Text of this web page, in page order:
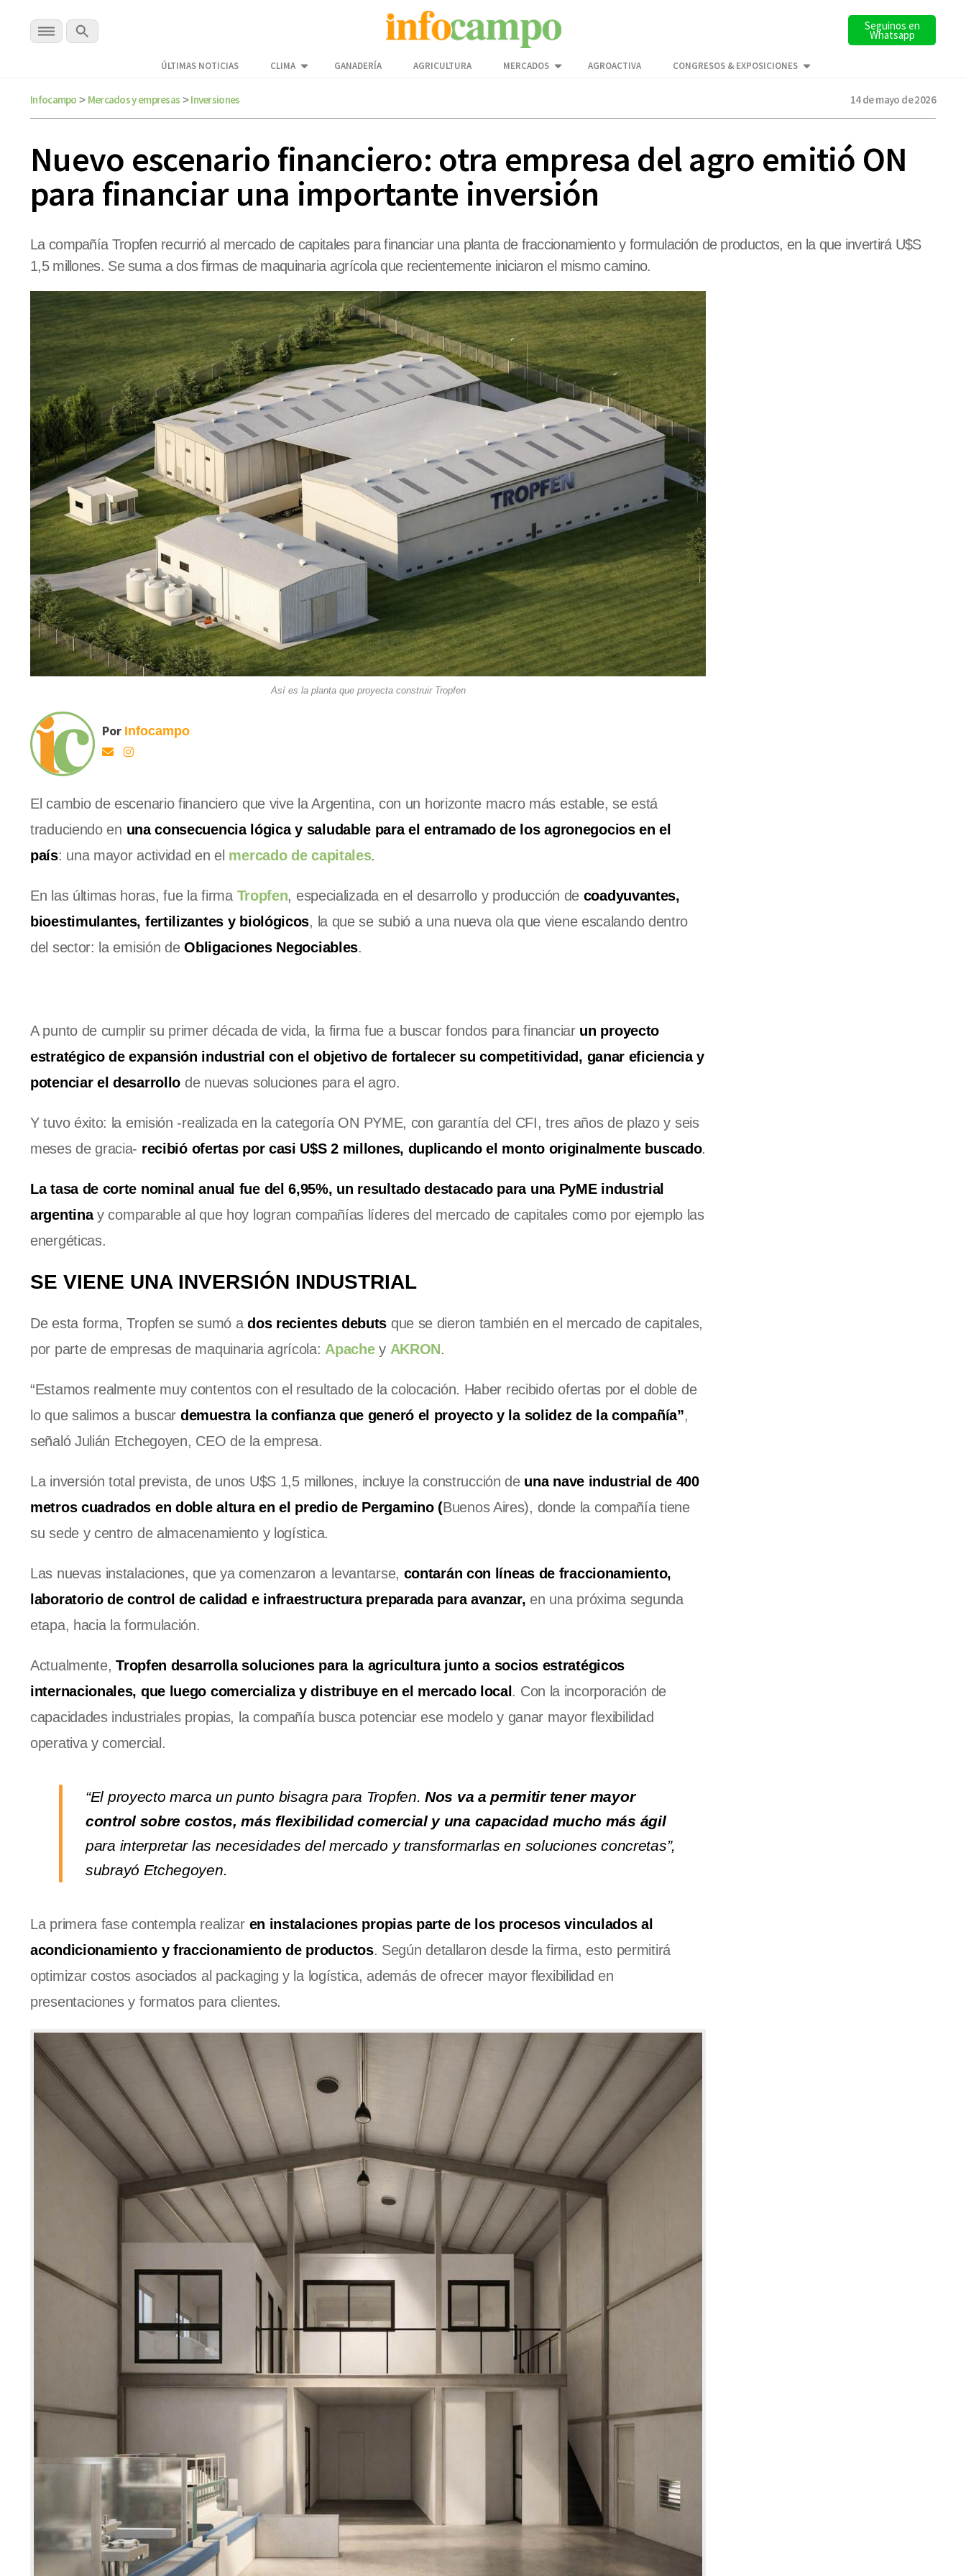
Seguinos en
Whatsapp
ÚLTIMAS NOTICIAS CLIMA GANADERÍA AGRICULTURA MERCADOS AGROACTIVA CONGRESOS & EXPOSICIONES
Infocampo > Mercados y empresas > Inversiones 14 de mayo de 2026
Nuevo escenario financiero: otra empresa del agro emitió ON
para financiar una importante inversión
La compañía Tropfen recurrió al mercado de capitales para financiar una planta de fraccionamiento y formulación de productos, en la que invertirá U$S
1,5 millones. Se suma a dos firmas de maquinaria agrícola que recientemente iniciaron el mismo camino.
Así es la planta que proyecta construir Tropfen
Por Infocampo
El cambio de escenario financiero que vive la Argentina, con un horizonte macro más estable, se está
traduciendo en una consecuencia lógica y saludable para el entramado de los agronegocios en el
país: una mayor actividad en el mercado de capitales.
En las últimas horas, fue la firma Tropfen, especializada en el desarrollo y producción de coadyuvantes,
bioestimulantes, fertilizantes y biológicos, la que se subió a una nueva ola que viene escalando dentro
del sector: la emisión deObligaciones Negociables.
A punto de cumplir su primer década de vida, la firma fue a buscar fondos para financiar un proyecto
estratégico de expansión industrial con el objetivo de fortalecer su competitividad, ganar eficiencia y
potenciar el desarrollo de nuevas soluciones para el agro.
Y tuvo éxito: la emisión -realizada en la categoría ON PYME, con garantía del CFI, tres años de plazo y seis
meses de gracia- recibió ofertas por casi U$S 2 millones, duplicando el monto originalmente buscado.
La tasa de corte nominal anual fue del 6,95%, un resultado destacado para una PyME industrial
argentinay comparable al que hoy logran compañías líderes del mercado de capitales como por ejemplo las
energéticas.
SE VIENE UNA INVERSIÓN INDUSTRIAL
De esta forma, Tropfen se sumó ados recientes debuts que se dieron también en el mercado de capitales,
por parte de empresas de maquinaria agrícola:Apachey AKRON.
“Estamos realmente muy contentos con el resultado de la colocación. Haber recibido ofertas por el doble de
lo que salimos a buscar demuestra la confianza que generó el proyecto y la solidez de la compañía”,
señaló Julián Etchegoyen, CEO de la empresa.
La inversión total prevista, de unos U$S 1,5 millones, incluye la construcción de una nave industrial de 400
metros cuadrados en doble altura en el predio de Pergamino (Buenos Aires), donde la compañía tiene
su sede y centro de almacenamiento y logística.
Las nuevas instalaciones, que ya comenzaron a levantarse, contarán con líneas de fraccionamiento,
laboratorio de control de calidad e infraestructura preparada para avanzar, en una próxima segunda
etapa, hacia la formulación.
Actualmente,Tropfen desarrolla soluciones para la agricultura junto a socios estratégicos
internacionales, que luego comercializa y distribuye en el mercado local . Con la incorporación de
capacidades industriales propias, la compañía busca potenciar ese modelo y ganar mayor flexibilidad
operativa y comercial.
“El proyecto marca un punto bisagra para Tropfen. Nos va a permitir tener mayor
control sobre costos, más flexibilidad comercial y una capacidad mucho más ágil
para interpretar las necesidades del mercado y transformarlas en soluciones concretas”,
subrayó Etchegoyen.
La primera fase contempla realizaren instalaciones propias parte de los procesos vinculados al
acondicionamiento y fraccionamiento de productos. Según detallaron desde la firma, esto permitirá
optimizar costos asociados al packaging y la logística, además de ofrecer mayor flexibilidad en
presentaciones y formatos para clientes.